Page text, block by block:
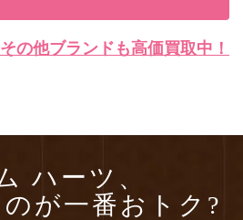
の他ブランドも高価買取中！
ハーツ、
が一番おトク?